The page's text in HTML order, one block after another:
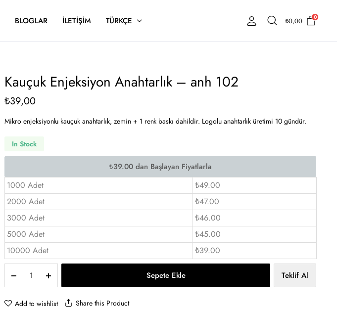
BLOGLAR İLETIŞIM TÜRKÇE ₺0,00 0
Kauçuk Enjeksiyon Anahtarlık – anh 102
₺39,00
Mikro enjeksiyonlu kauçuk anahtarlık, zemin + 1 renk baskı dahildir. Logolu anahtarlık üretimi 10 gündür.
In Stock
1000 Adet
₺49.00
2000 Adet
₺47.00
3000 Adet
₺46.00
5000 Adet
₺45.00
10000 Adet
₺39.00
Enjeksiyon
Anahtarlık
Sepete Ekle Teklif Al
Add to wishlist Share this Product